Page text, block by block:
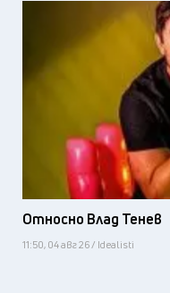
Относно Влад Тенев
11:50, 04 авг 26 / Idealisti